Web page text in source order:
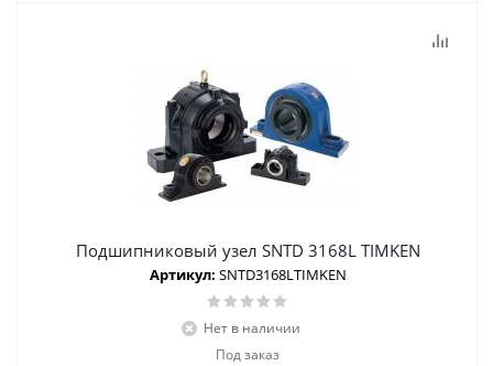
Подшипниковый узел SNTD 3168L TIMKEN
Артикул: SNTD3168LTIMKEN
Нет в наличии
Под заказ